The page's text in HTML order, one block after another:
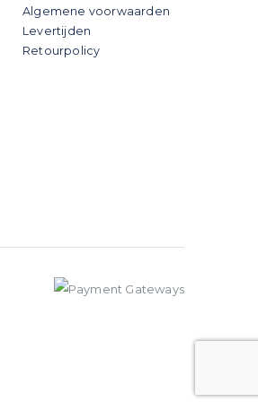
Algemene voorwaarden
Levertijden
Retourpolicy